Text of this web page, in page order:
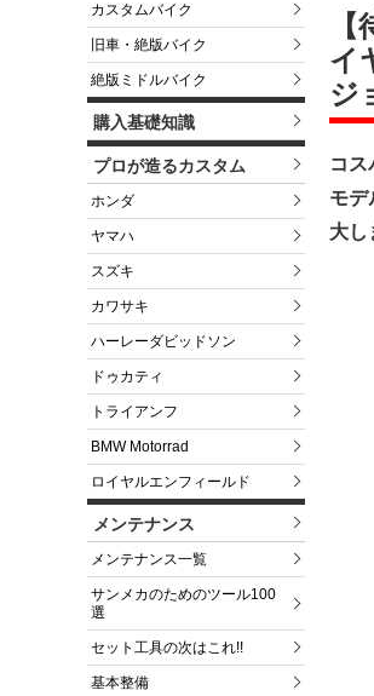
カスタムバイク
旧車・絶版バイク
絶版ミドルバイク
購入基礎知識
プロが造るカスタム
ホンダ
ヤマハ
スズキ
カワサキ
ハーレーダビッドソン
ドゥカティ
トライアンフ
BMW Motorrad
ロイヤルエンフィールド
メンテナンス
メンテナンス一覧
サンメカのためのツール100
選
セット工具の次はこれ!!
基本整備
イ
ジ
コ
モデ
大し